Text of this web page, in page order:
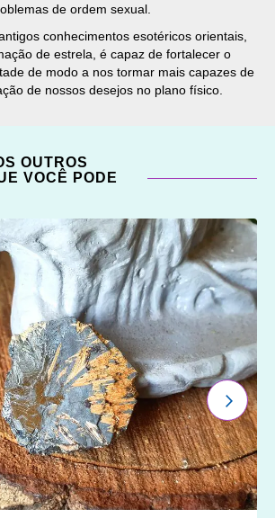
de ordem sexual.
conhecimentos esotéricos orientais,
de estrela, é capaz de fortalecer o
de modo a nos tormar mais capazes de
de nossos desejos no plano físico.
OUTROS
VOCÊ PODE